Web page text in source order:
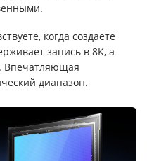
когда создаете
запись в 8K, а
Впечатляющая
диапазон.